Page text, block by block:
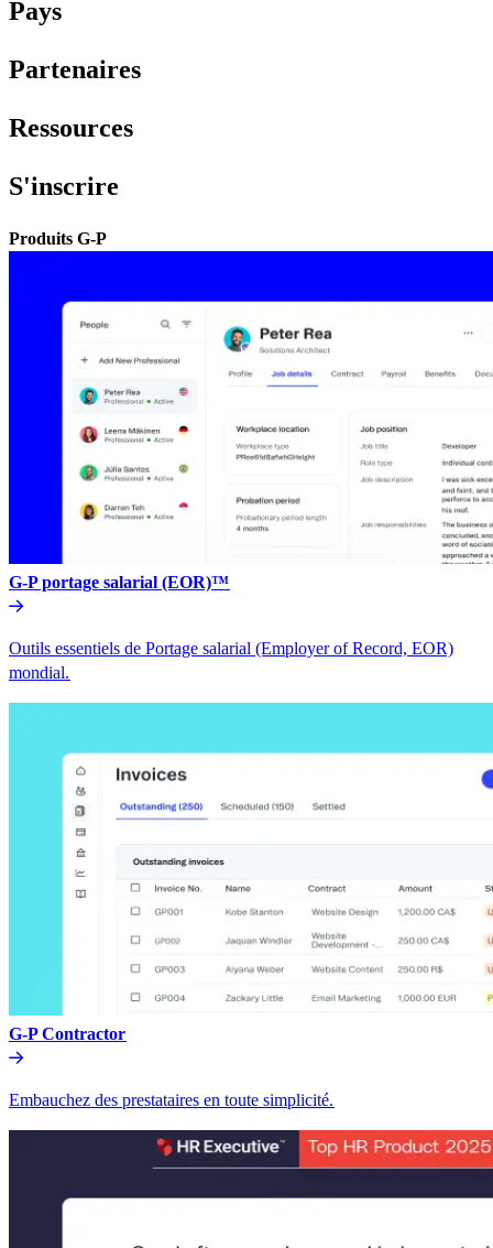
Pays​​
Partenaires​​
Ressources​​
S'inscrire​​
Produits G-P​​
G-P portage salarial (EOR)™​​
Outils essentiels de Portage salarial (Employer of Record, EOR)
mondial.​​
G-P Contractor​​
Embauchez des prestataires en toute simplicité.​​